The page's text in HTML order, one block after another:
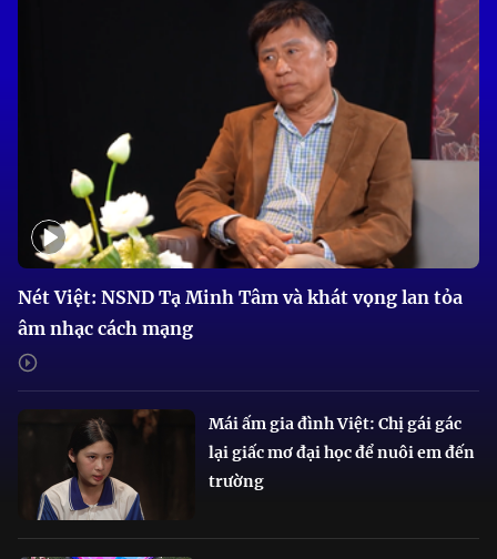
Nét Việt: NSND Tạ Minh Tâm và khát vọng lan tỏa
âm nhạc cách mạng
Mái ấm gia đình Việt: Chị gái gác
lại giấc mơ đại học để nuôi em đến
trường